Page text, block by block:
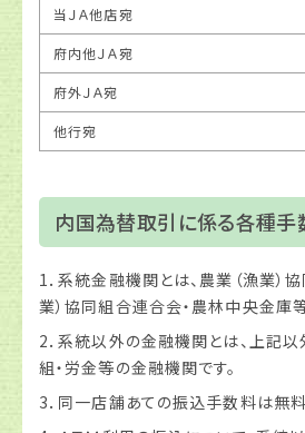
当ＪＡ他店宛
府内他ＪＡ宛
府外ＪＡ宛
他行宛
内国為替取引に係る各種手
1．系統金融機関とは、農業（漁業）
業）協同組合連合会・農林中央金庫
2．系統以外の金融機関とは、上記以
組・労金等の金融機関です。
3．同一店舗あての振込手数料は無料